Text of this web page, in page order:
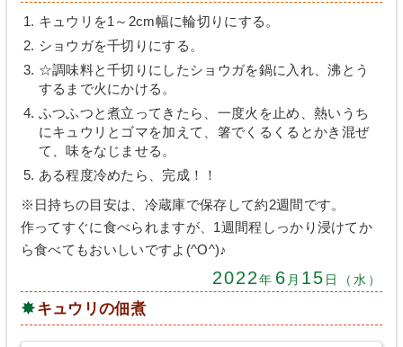
キュウリを1～2cm幅に輪切りにする。
ショウガを千切りにする。
☆調味料と千切りにしたショウガを鍋に入れ、沸とう
するまで火にかける。
ふつふつと煮立ってきたら、一度火を止め、熱いうち
にキュウリとゴマを加えて、箸でくるくるとかき混ぜ
て、味をなじませる。
ある程度冷めたら、完成！！
※日持ちの目安は、冷蔵庫で保存して約2週間です。
作ってすぐに食べられますが、1週間程しっかり浸けてか
ら食べてもおいしいですよ(^O^)♪
2022年 6 月 15 日（水）
キュウリの佃煮